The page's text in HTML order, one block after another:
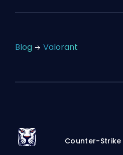
Blog Valorant
Counter-Strike